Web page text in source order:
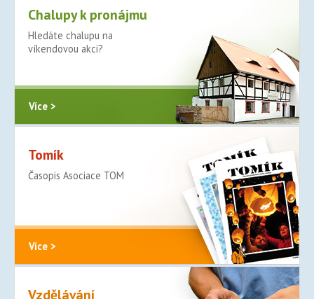
Chalupy k pronájmu
Hledáte chalupu na
víkendovou akci?
Více >
Tomík
Časopis Asociace TOM
Více >
Vzdělávání